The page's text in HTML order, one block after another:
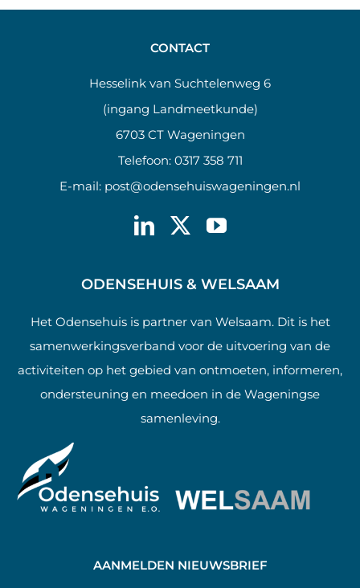
CONTACT
Hesselink van Suchtelenweg 6
(ingang Landmeetkunde)
6703 CT Wageningen
Telefoon: 0317 358 711
E-mail: post@odensehuiswageningen.nl
ODENSEHUIS & WELSAAM
Het Odensehuis is partner van Welsaam. Dit is het
samenwerkingsverband voor de uitvoering van de
activiteiten op het gebied van ontmoeten, informeren,
ondersteuning en meedoen in de Wageningse
samenleving.
AANMELDEN NIEUWSBRIEF